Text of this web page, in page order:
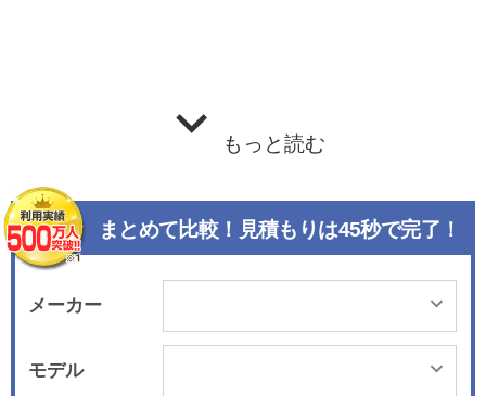
もっと読む
まとめて比較！見積もりは45秒で完了！
メーカー
モデル